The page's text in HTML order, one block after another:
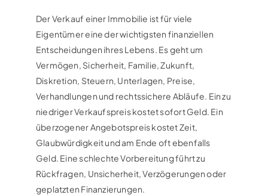
Der Verkauf einer Immobilie ist für viele
Eigentümer eine der wichtigsten finanziellen
Entscheidungen ihres Lebens. Es geht um
Vermögen, Sicherheit, Familie, Zukunft,
Diskretion, Steuern, Unterlagen, Preise,
Verhandlungen und rechtssichere Abläufe. Ein zu
niedriger Verkaufspreis kostet sofort Geld. Ein
überzogener Angebotspreis kostet Zeit,
Glaubwürdigkeit und am Ende oft ebenfalls
Geld. Eine schlechte Vorbereitung führt zu
Rückfragen, Unsicherheit, Verzögerungen oder
geplatzten Finanzierungen.